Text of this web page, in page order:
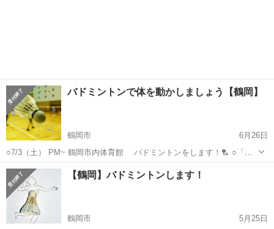
バドミントンで体を動かしましょう【鶴岡】
鶴岡市
6月26日
○7/3（土） PM~ 鶴岡市内体育館 バドミントンをします！🏸 ○「エ
ンジョイ」「体を動かす」が目的のため フランクに、ワイワイ楽し
くやりましょう！ ○初心者〜経験者 関係なく大歓迎です👍 粛々と...
山形 鶴岡市 バドミントン シャトル
【鶴岡】バドミントンします！
鶴岡市
5月25日